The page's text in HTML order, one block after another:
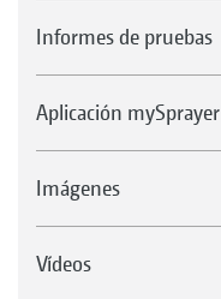
Informes de pruebas
Aplicación mySprayer
Imágenes
Vídeos